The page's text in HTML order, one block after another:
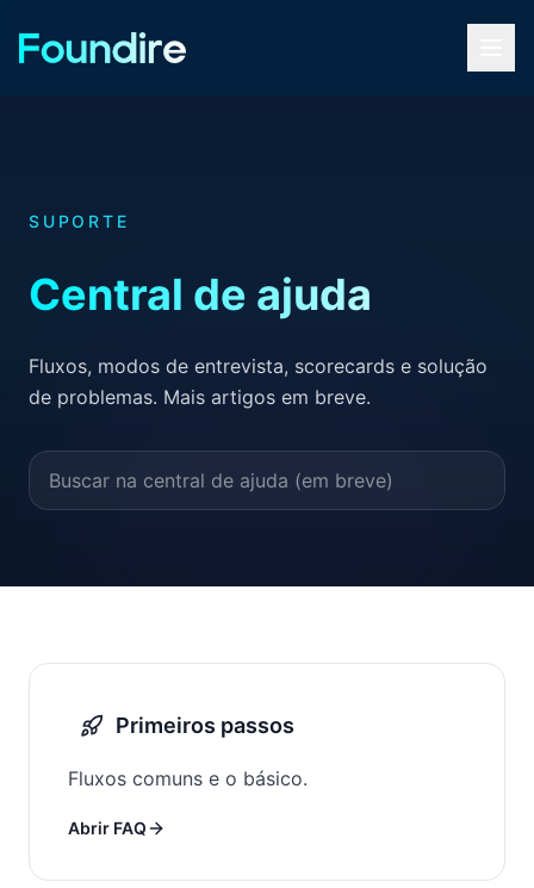
SUPORTE
Central de ajuda
Fluxos, modos de entrevista, scorecards e solução
de problemas. Mais artigos em breve.
Primeiros passos
Fluxos comuns e o básico.
Abrir FAQ